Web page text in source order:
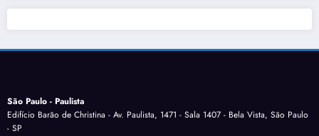
São Paulo - Paulista
Edifício Barão de Christina - Av. Paulista, 1471 - Sala 1407 - Bela Vista, São Paulo
- SP